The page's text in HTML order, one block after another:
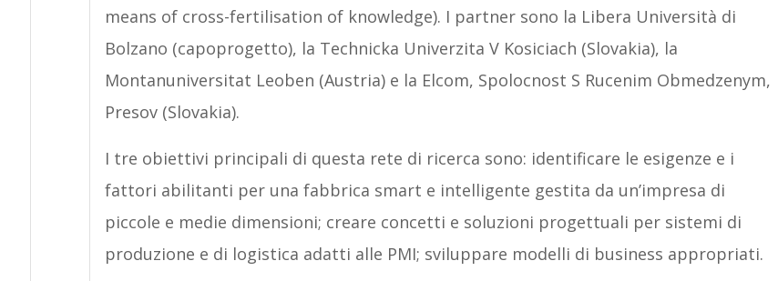
means of cross-fertilisation of knowledge). I partner sono la Libera Università di
Bolzano (capoprogetto), la Technicka Univerzita V Kosiciach (Slovakia), la
Montanuniversitat Leoben (Austria) e la Elcom, Spolocnost S Rucenim Obmedzenym,
Presov (Slovakia).
I tre obiettivi principali di questa rete di ricerca sono: identificare le esigenze e i
fattori abilitanti per una fabbrica smart e intelligente gestita da un’impresa di
piccole e medie dimensioni; creare concetti e soluzioni progettuali per sistemi di
produzione e di logistica adatti alle PMI; sviluppare modelli di business appropriati.